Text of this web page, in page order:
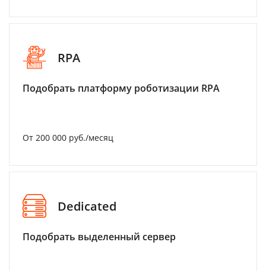
RPA
Подобрать платформу роботизации RPA
От 200 000 руб./месяц
Dedicated
Подобрать выделенный сервер